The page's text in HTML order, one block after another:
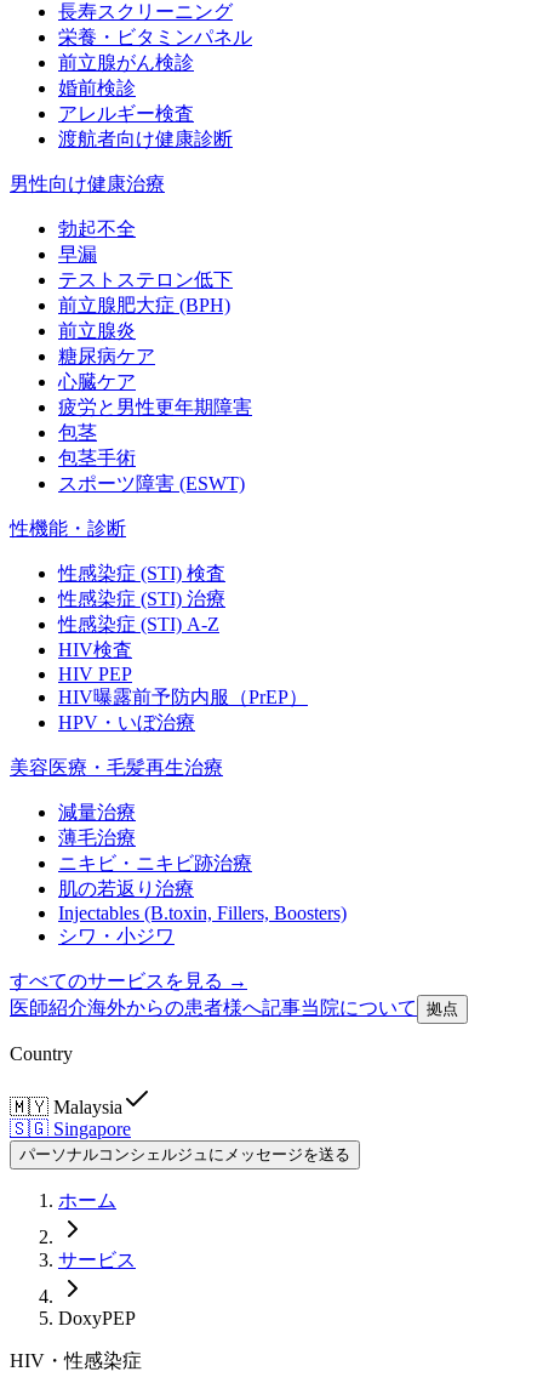
長寿スクリーニング
栄養・ビタミンパネル
前立腺がん検診
婚前検診
アレルギー検査
渡航者向け健康診断
男性向け健康治療
勃起不全
早漏
テストステロン低下
前立腺肥大症 (BPH)
前立腺炎
糖尿病ケア
心臓ケア
疲労と男性更年期障害
包茎
包茎手術
スポーツ障害 (ESWT)
性機能・診断
性感染症 (STI) 検査
性感染症 (STI) 治療
性感染症 (STI) A-Z
HIV検査
HIV PEP
HIV曝露前予防内服（PrEP）
HPV・いぼ治療
美容医療・毛髪再生治療
減量治療
薄毛治療
ニキビ・ニキビ跡治療
肌の若返り治療
Injectables (B.toxin, Fillers, Boosters)
シワ・小ジワ
すべてのサービスを見る →
医師紹介海外からの患者様へ記事当院について 拠点
Country
🇲🇾 Malaysia
🇸🇬 Singapore
パーソナルコンシェルジュにメッセージを送る
ホーム
サービス
DoxyPEP
HIV・性感染症